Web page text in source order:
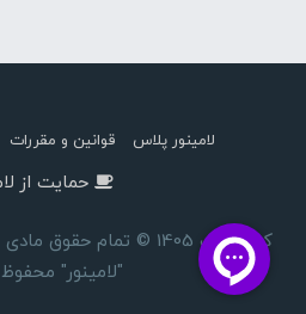
لامینور پلاس قوانین و مقررات
حمایت از
کپی رایت 1405 © تمام
"لامینور"